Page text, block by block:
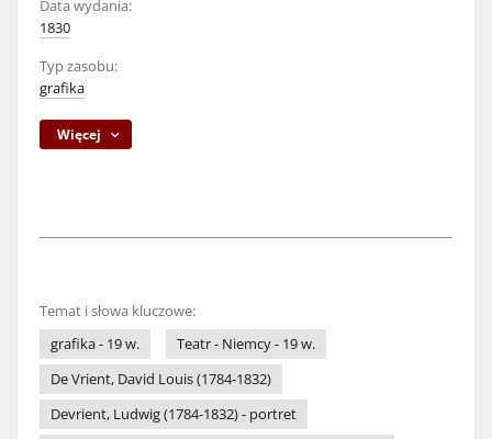
Data wydania:
1830
Typ zasobu:
grafika
Więcej
Temat i słowa kluczowe:
grafika - 19 w.
Teatr - Niemcy - 19 w.
De Vrient, David Louis (1784-1832)
Devrient, Ludwig (1784-1832) - portret